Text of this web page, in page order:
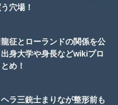
穴場！
征とローランドの関係を公
出身大学や身長などwikiプロ
め！
ラ三銃士まりなが整形前も